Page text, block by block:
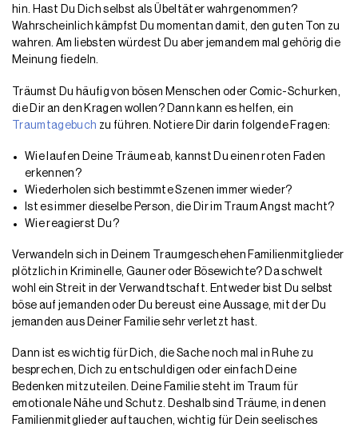
hin. Hast Du Dich selbst als Übeltäter wahrgenommen?
Wahrscheinlich kämpfst Du momentan damit, den guten Ton zu
wahren. Am liebsten würdest Du aber jemandem mal gehörig die
Meinung fiedeln.
Träumst Du häufig von bösen Menschen oder Comic-Schurken,
die Dir an den Kragen wollen? Dann kann es helfen, ein
Traumtagebuch zu führen. Notiere Dir darin folgende Fragen:
Wie laufen Deine Träume ab, kannst Du einen roten Faden
erkennen?
Wiederholen sich bestimmte Szenen immer wieder?
Ist es immer dieselbe Person, die Dir im Traum Angst macht?
Wie reagierst Du?
Verwandeln sich in Deinem Traumgeschehen Familienmitglieder
plötzlich in Kriminelle, Gauner oder Bösewichte? Da schwelt
wohl ein Streit in der Verwandtschaft. Entweder bist Du selbst
böse auf jemanden oder Du bereust eine Aussage, mit der Du
jemanden aus Deiner Familie sehr verletzt hast.
Dann ist es wichtig für Dich, die Sache noch mal in Ruhe zu
besprechen, Dich zu entschuldigen oder einfach Deine
Bedenken mitzuteilen. Deine Familie steht im Traum für
emotionale Nähe und Schutz. Deshalb sind Träume, in denen
Familienmitglieder auftauchen, wichtig für Dein seelisches